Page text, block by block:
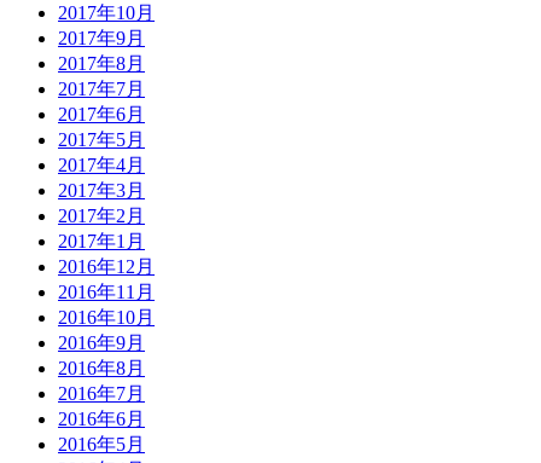
2017年10月
2017年9月
2017年8月
2017年7月
2017年6月
2017年5月
2017年4月
2017年3月
2017年2月
2017年1月
2016年12月
2016年11月
2016年10月
2016年9月
2016年8月
2016年7月
2016年6月
2016年5月